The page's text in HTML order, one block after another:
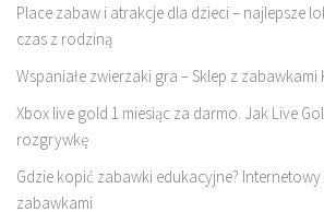
Place zabaw i atrakcje dla dzieci – najlepsze
czas z rodziną
Wspaniałe zwierzaki gra – Sklep z zabawkami
Xbox live gold 1 miesiąc za darmo. Jak Live
rozgrywkę
Gdzie kopić zabawki edukacyjne?
zabawkami